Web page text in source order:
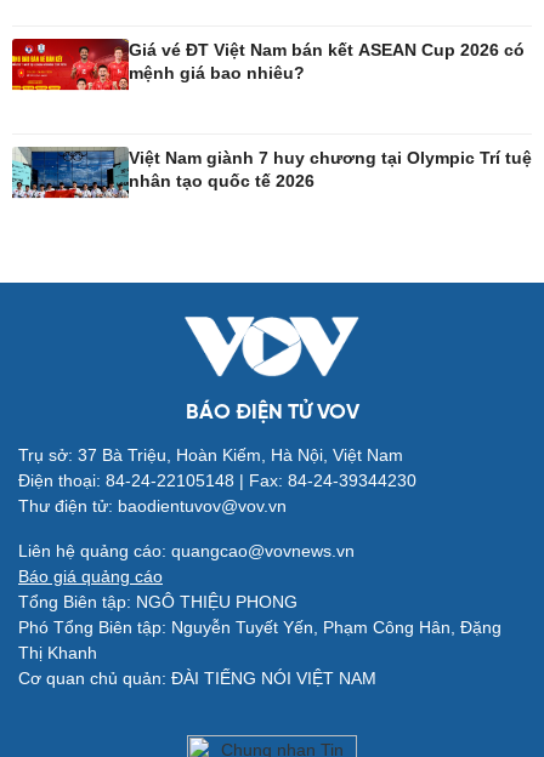
Chuyển đổi số
Nhi khoa
Nam khoa
Ăn sạch sống khỏe
Văn hóa
Sân khấu - Điện ảnh
Âm nhạc
Giải trí
Nghệ sĩ
Thời trang
Du lịch
Săn Tour
Giá vé ĐT Việt Nam bán kết ASEAN Cup 2026 có
mệnh giá bao nhiêu?
Việt Nam giành 7 huy chương tại Olympic Trí tuệ
nhân tạo quốc tế 2026
BÁO ĐIỆN TỬ VOV
Trụ sở: 37 Bà Triệu, Hoàn Kiếm, Hà Nội, Việt Nam
Điện thoại: 84-24-22105148 | Fax: 84-24-39344230
Thư điện tử: baodientuvov@vov.vn
Liên hệ quảng cáo: quangcao@vovnews.vn
Báo giá quảng cáo
Tổng Biên tập: NGÔ THIỆU PHONG
Phó Tổng Biên tập: Nguyễn Tuyết Yến, Phạm Công Hân, Đặng
Thị Khanh
Cơ quan chủ quản: ĐÀI TIẾNG NÓI VIỆT NAM